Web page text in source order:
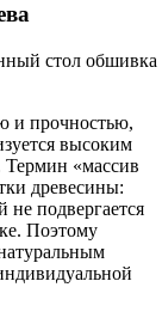
и прочностью,
высоким
Термин «массив
древесины:
не подвергается
Поэтому